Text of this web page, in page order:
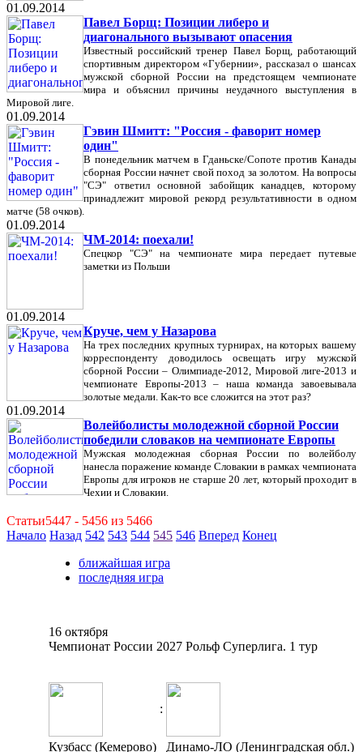
01.09.2014
Павел Борщ: Позиции либеро и
диагонального вызывают опасения
Известный российский тренер Павел Борщ, работающий
спортивным директором «Губернии», рассказал о шансах
мужской сборной России на предстоящем чемпионате
мира и объяснил причины неудачного выступления в
Мировой лиге.
01.09.2014
Гэвин Шмитт: "Россия - фаворит номер
один"
В понедельник матчем в Гданьске/Сопоте против Канады
сборная России начнет свой поход за золотом. На вопросы
"СЭ" ответил основной забойщик канадцев, которому
принадлежит мировой рекорд результативности в одном
матче (58 очков).
01.09.2014
ЧМ-2014: поехали!
Спецкор "СЭ" на чемпионате мира передает путевые
заметки из Польши
01.09.2014
Круче, чем у Назарова
На трех последних крупных турнирах, на которых вашему
корреспонденту доводилось освещать игру мужской
сборной России – Олимпиаде-2012, Мировой лиге-2013 и
чемпионате Европы-2013 – наша команда завоевывала
золотые медали. Как-то все сложится на этот раз?
01.09.2014
Волейболисты молодежной сборной России
победили словаков на чемпионате Европы
Мужская молодежная сборная России по волейболу
нанесла поражение команде Словакии в рамках чемпионата
Европы для игроков не старше 20 лет, который проходит в
Чехии и Словакии.
Статьи5447 - 5456 из 5466
Начало Назад 542 543 544 545 546 Вперед Конец
ближайшая игра
последняя игра
16 октября
Чемпионат России 2027 Рольф Суперлига. 1 тур
:
Кузбасс (Кемерово) Динамо-ЛО (Ленинградская обл.)